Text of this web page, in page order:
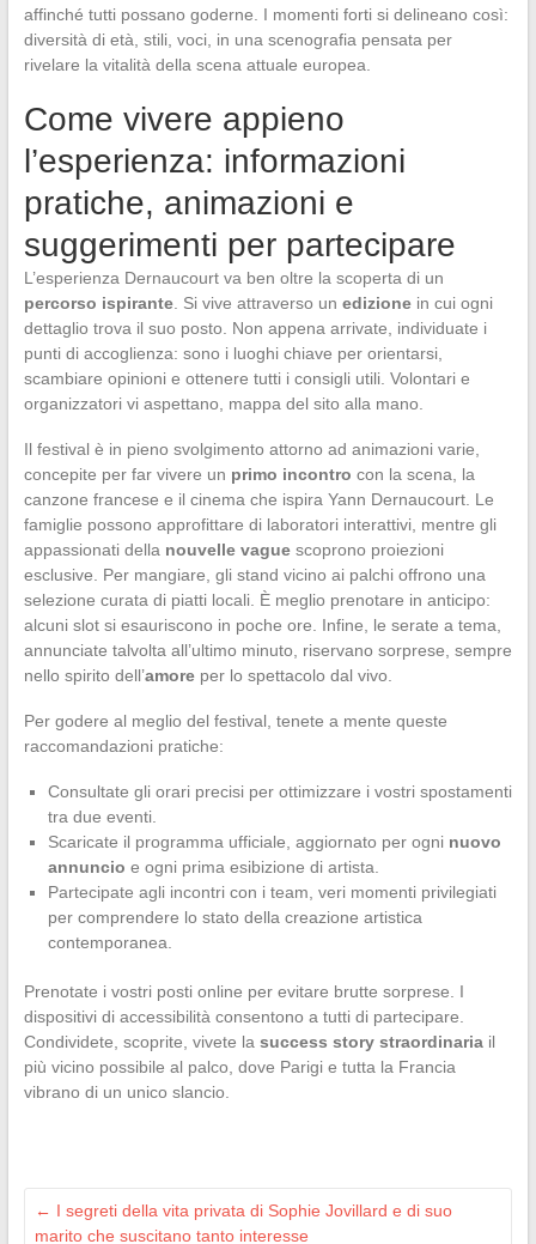
affinché tutti possano goderne. I momenti forti si delineano così:
diversità di età, stili, voci, in una scenografia pensata per
rivelare la vitalità della scena attuale europea.
Come vivere appieno
l’esperienza: informazioni
pratiche, animazioni e
suggerimenti per partecipare
L’esperienza Dernaucourt va ben oltre la scoperta di un
percorso ispirante. Si vive attraverso un edizionein cui ogni
dettaglio trova il suo posto. Non appena arrivate, individuate i
punti di accoglienza: sono i luoghi chiave per orientarsi,
scambiare opinioni e ottenere tutti i consigli utili. Volontari e
organizzatori vi aspettano, mappa del sito alla mano.
Il festival è in pieno svolgimento attorno ad animazioni varie,
concepite per far vivere un primo incontro con la scena, la
canzone francese e il cinema che ispira Yann Dernaucourt. Le
famiglie possono approfittare di laboratori interattivi, mentre gli
appassionati della nouvelle vaguescoprono proiezioni
esclusive. Per mangiare, gli stand vicino ai palchi offrono una
selezione curata di piatti locali. È meglio prenotare in anticipo:
alcuni slot si esauriscono in poche ore. Infine, le serate a tema,
annunciate talvolta all’ultimo minuto, riservano sorprese, sempre
nello spirito dell’amoreper lo spettacolo dal vivo.
Per godere al meglio del festival, tenete a mente queste
raccomandazioni pratiche:
Consultate gli orari precisi per ottimizzare i vostri spostamenti
tra due eventi.
Scaricate il programma ufficiale, aggiornato per ogni nuovo
annuncio e ogni prima esibizione di artista.
Partecipate agli incontri con i team, veri momenti privilegiati
per comprendere lo stato della creazione artistica
contemporanea.
Prenotate i vostri posti online per evitare brutte sorprese. I
dispositivi di accessibilità consentono a tutti di partecipare.
Condividete, scoprite, vivete la success story straordinariail
più vicino possibile al palco, dove Parigi e tutta la Francia
vibrano di un unico slancio.
← I segreti della vita privata di Sophie Jovillard e di suo
marito che suscitano tanto interesse